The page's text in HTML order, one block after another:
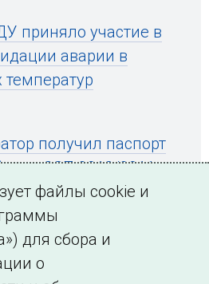
приняло участие в
аварии в
температур
получил паспорт
в ОЗП 2010/2011 г.
файлы cookie и
для сбора и
о